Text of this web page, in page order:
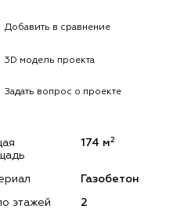
Добавить в сравнение
3D модель проекта
Задать вопрос о проекте
174 м2
Газобетон
этажей 2